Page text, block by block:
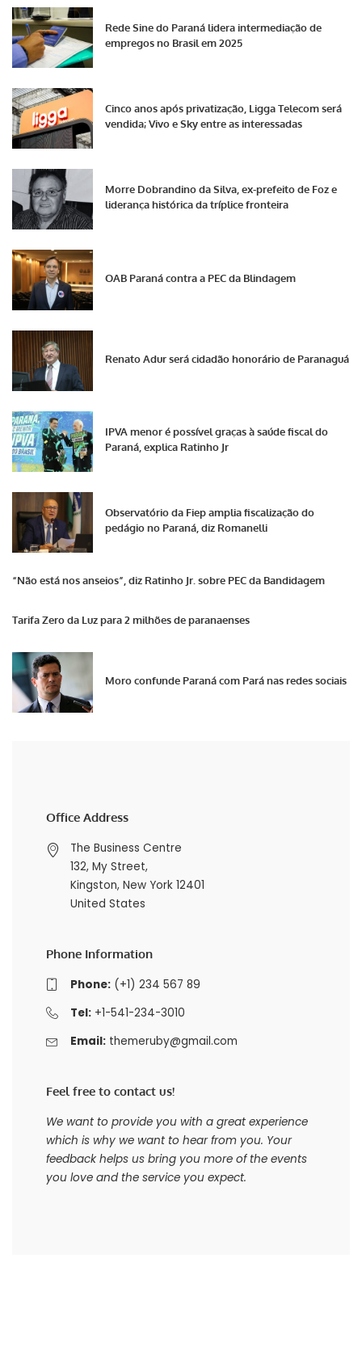
Rede Sine do Paraná lidera intermediação de
empregos no Brasil em 2025
Cinco anos após privatização, Ligga Telecom será
vendida; Vivo e Sky entre as interessadas
Morre Dobrandino da Silva, ex-prefeito de Foz e
liderança histórica da tríplice fronteira
OAB Paraná contra a PEC da Blindagem
Renato Adur será cidadão honorário de Paranaguá
IPVA menor é possível graças à saúde fiscal do
Paraná, explica Ratinho Jr
Observatório da Fiep amplia fiscalização do
pedágio no Paraná, diz Romanelli
“Não está nos anseios”, diz Ratinho Jr. sobre PEC da Bandidagem
Tarifa Zero da Luz para 2 milhões de paranaenses
Moro confunde Paraná com Pará nas redes sociais
Office Address
The Business Centre
132, My Street,
Kingston, New York 12401
United States
Phone Information
Phone:(+1) 234 567 89
Tel:+1-541-234-3010
Email: themeruby@gmail.com
Feel free to contact us!
We want to provide you with a great experience
which is why we want to hear from you. Your
feedback helps us bring you more of the events
you love and the service you expect.